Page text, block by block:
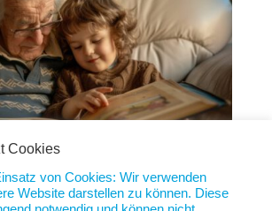
lassen
|21. Mai 2024|Diese Woche
Cookies
von Cookies: Wir verwenden
Website darstellen zu können. Diese